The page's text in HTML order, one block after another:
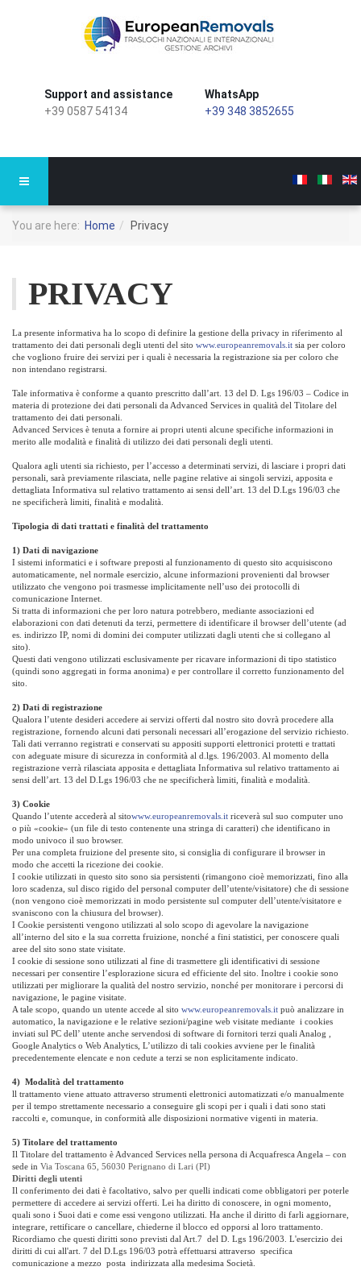
Support and assistance
+39 0587 54134
WhatsApp
+39 348 3852655
You are here: Home Privacy
PRIVACY
La presente informativa ha lo scopo di definire la gestione della privacy in riferimento al
trattamento dei dati personali degli utenti del sito www.europeanremovals.it sia per coloro
che vogliono fruire dei servizi per i quali è necessaria la registrazione sia per coloro che
non intendano registrarsi.
Tale informativa è conforme a quanto prescritto dall’art. 13 del D. Lgs 196/03 – Codice in
materia di protezione dei dati personali da Advanced Services in qualità del Titolare del
trattamento dei dati personali.
Advanced Services è tenuta a fornire ai propri utenti alcune specifiche informazioni in
merito alle modalità e finalità di utilizzo dei dati personali degli utenti.
Qualora agli utenti sia richiesto, per l’accesso a determinati servizi, di lasciare i propri dati
personali, sarà previamente rilasciata, nelle pagine relative ai singoli servizi, apposita e
dettagliata Informativa sul relativo trattamento ai sensi dell’art. 13 del D.Lgs 196/03 che
ne specificherà limiti, finalità e modalità.
Tipologia di dati trattati e finalità del trattamento
1) Dati di navigazione
I sistemi informatici e i software preposti al funzionamento di questo sito acquisiscono
automaticamente, nel normale esercizio, alcune informazioni provenienti dal browser
utilizzato che vengono poi trasmesse implicitamente nell’uso dei protocolli di
comunicazione Internet.
Si tratta di informazioni che per loro natura potrebbero, mediante associazioni ed
elaborazioni con dati detenuti da terzi, permettere di identificare il browser dell’utente (ad
es. indirizzo IP, nomi di domini dei computer utilizzati dagli utenti che si collegano al
sito).
Questi dati vengono utilizzati esclusivamente per ricavare informazioni di tipo statistico
(quindi sono aggregati in forma anonima) e per controllare il corretto funzionamento del
sito.
2) Dati di registrazione
Qualora l’utente desideri accedere ai servizi offerti dal nostro sito dovrà procedere alla
registrazione, fornendo alcuni dati personali necessari all’erogazione del servizio richiesto.
Tali dati verranno registrati e conservati su appositi supporti elettronici protetti e trattati
con adeguate misure di sicurezza in conformità al d.lgs. 196/2003. Al momento della
registrazione verrà rilasciata apposita e dettagliata Informativa sul relativo trattamento ai
sensi dell’art. 13 del D.Lgs 196/03 che ne specificherà limiti, finalità e modalità.
3) Cookie
Quando l’utente accederà al sitowww.europeanremovals.it riceverà sul suo computer uno
o più «cookie» (un file di testo contenente una stringa di caratteri) che identificano in
modo univoco il suo browser.
Per una completa fruizione del presente sito, si consiglia di configurare il browser in
modo che accetti la ricezione dei cookie.
I cookie utilizzati in questo sito sono sia persistenti (rimangono cioè memorizzati, fino alla
loro scadenza, sul disco rigido del personal computer dell’utente/visitatore) che di sessione
(non vengono cioè memorizzati in modo persistente sul computer dell’utente/visitatore e
svaniscono con la chiusura del browser).
I Cookie persistenti vengono utilizzati al solo scopo di agevolare la navigazione
all’interno del sito e la sua corretta fruizione, nonché a fini statistici, per conoscere quali
aree del sito sono state visitate.
I cookie di sessione sono utilizzati al fine di trasmettere gli identificativi di sessione
necessari per consentire l’esplorazione sicura ed efficiente del sito. Inoltre i cookie sono
utilizzati per migliorare la qualità del nostro servizio, nonché per monitorare i percorsi di
navigazione, le pagine visitate.
A tale scopo, quando un utente accede al sito www.europeanremovals.it può analizzare in
automatico, la navigazione e le relative sezioni/pagine web visitate mediante i cookies
inviati sul PC dell’ utente anche servendosi di software di fornitori terzi quali Analog ,
Google Analytics o Web Analytics, L’utilizzo di tali cookies avviene per le finalità
precedentemente elencate e non cedute a terzi se non esplicitamente indicato.
4) Modalità del trattamento
ll trattamento viene attuato attraverso strumenti elettronici automatizzati e/o manualmente
per il tempo strettamente necessario a conseguire gli scopi per i quali i dati sono stati
raccolti e, comunque, in conformità alle disposizioni normative vigenti in materia.
5) Titolare del trattamento
Il Titolare del trattamento è Advanced Services nella persona di Acquafresca Angela – con
sede in Via Toscana 65, 56030 Perignano di Lari (PI)
Diritti degli utenti
Il conferimento dei dati è facoltativo, salvo per quelli indicati come obbligatori per poterle
permettere di accedere ai servizi offerti. Lei ha diritto di conoscere, in ogni momento,
quali sono i Suoi dati e come essi vengono utilizzati. Ha anche il diritto di farli aggiornare,
integrare, rettificare o cancellare, chiederne il blocco ed opporsi al loro trattamento.
Ricordiamo che questi diritti sono previsti dal Art.7 del D. Lgs 196/2003. L'esercizio dei
diritti di cui all'art. 7 del D.Lgs 196/03 potrà effettuarsi attraverso specifica
comunicazione a mezzo posta indirizzata alla medesima Società.